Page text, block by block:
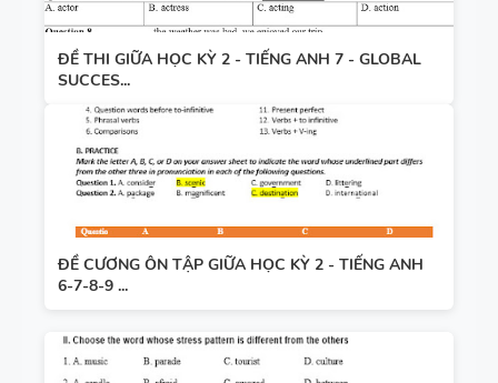
ĐỀ THI GIỮA HỌC KỲ 2 - TIẾNG ANH 7 - GLOBAL
SUCCES...
ĐỀ CƯƠNG ÔN TẬP GIỮA HỌC KỲ 2 - TIẾNG ANH
6-7-8-9 ...